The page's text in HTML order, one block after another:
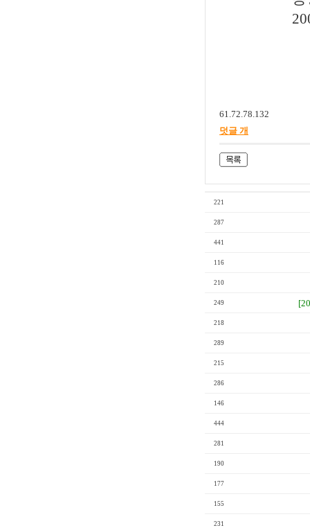
2006
61.72.78.132
덧글 개
221
287
441
116
210
249
218
289
215
286
146
444
281
190
177
155
231